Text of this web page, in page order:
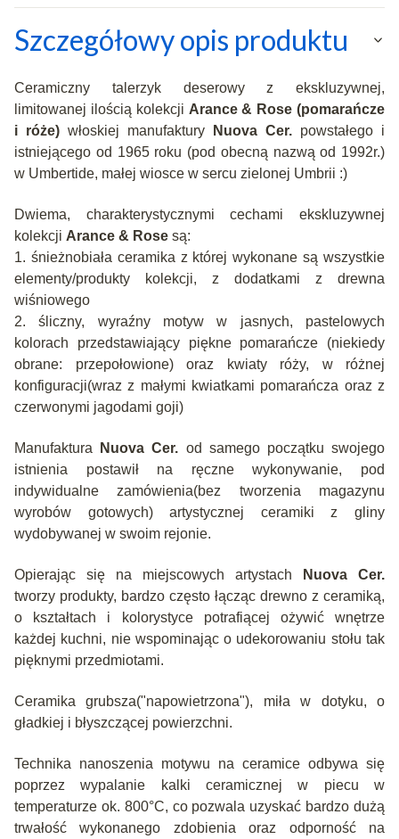
Szczegółowy opis produktu
Ceramiczny talerzyk deserowyz ekskluzywnej,
limitowanej ilością kolekcji Arance & Rose (pomarańcze
i róże) włoskiej manufaktury Nuova Cer. powstałego i
istniejącego od 1965 roku (pod obecną nazwą od 1992r.)
w Umbertide, małej wiosce w sercu zielonej Umbrii :)
Dwiema, charakterystycznymi cechami ekskluzywnej
kolekcji Arance & Rose są:
1. śnieżnobiała ceramika z której wykonane są wszystkie
elementy/produkty kolekcji, z dodatkami z drewna
wiśniowego
2. śliczny, wyraźny motyw w jasnych, pastelowych
kolorach przedstawiający piękne pomarańcze (niekiedy
obrane: przepołowione) oraz kwiaty róży, w różnej
konfiguracji(wraz z małymi kwiatkami pomarańcza oraz z
czerwonymi jagodami goji)
Manufaktura Nuova Cer. od samego początku swojego
istnienia postawił na ręczne wykonywanie, pod
indywidualne zamówienia(bez tworzenia magazynu
wyrobów gotowych) artystycznej ceramiki z gliny
wydobywanej w swoim rejonie.
Opierając się na miejscowych artystach
Nuova Cer.
tworzy produkty, bardzo często łącząc drewno z ceramiką,
o kształtach i kolorystyce potrafiącej ożywić wnętrze
każdej kuchni, nie wspominając o udekorowaniu stołu tak
pięknymi przedmiotami.
Ceramika grubsza("napowietrzona"), miła w dotyku, o
gładkiej i błyszczącej powierzchni.
Technika nanoszenia motywu na ceramice odbywa się
poprzez wypalanie kalki ceramicznej w piecu w
temperaturze ok. 800°C, co pozwala uzyskać bardzo dużą
trwałość wykonanego zdobienia oraz odporność na